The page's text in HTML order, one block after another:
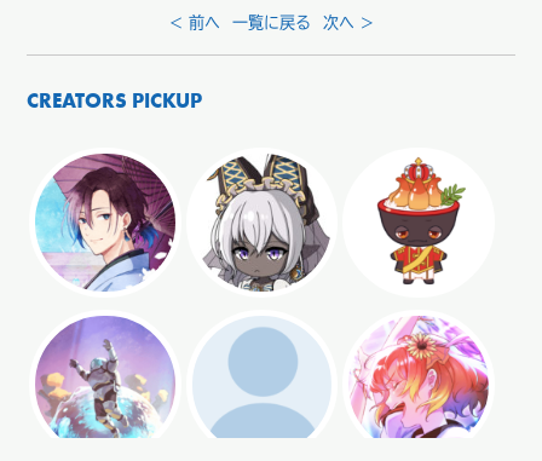
< 前へ 一覧に戻る 次へ >
CREATORS PICKUP